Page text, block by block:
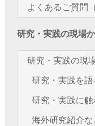
よくあるご質問
研究・実践の現場
研究・実践の現
研究・実践を語
研究・実践に触
海外研究紹介な